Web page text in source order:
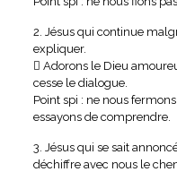
2. Jésus qui continue
expliquer.
 Adorons le Dieu
cesse le dialogue.
Point spi : ne nous
essayons de comprendre.
3. Jésus qui se sait
déchiffre avec nous le